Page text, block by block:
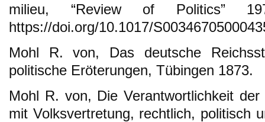
milieu, “Review of Politics”
https://doi.org/10.1017/
Mohl R. von, Das deutsche
politische Eröterungen, Tübingen 1873.
Mohl R. von, Die Verantwortlichkeit
mit Volksvertretung, rechtlich, politisch